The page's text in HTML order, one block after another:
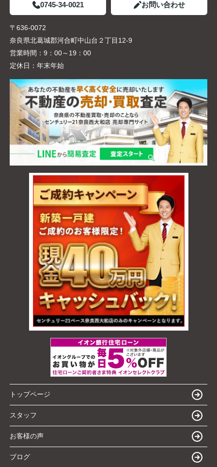
0745-34-0021 お問い合わせ
〒636-0072
奈良県北葛城郡河合町中山台２丁目12-9
営業時間： 9：00～19：00
定休日： 年末年始
トップページ
スタッフ
お客様の声
ブログ